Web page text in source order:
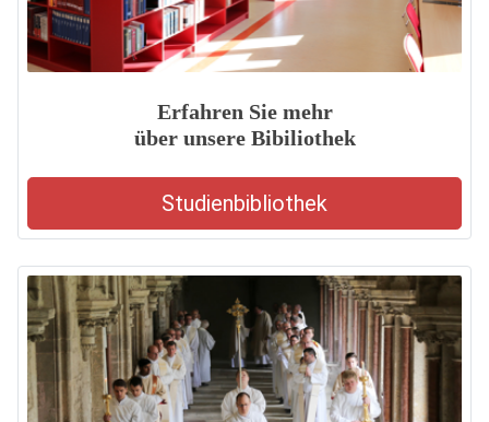
Erfahren Sie mehr
über unsere Bibiliothek
Studienbibliothek